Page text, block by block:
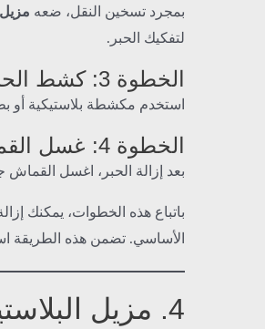
بمجرد تسخين النقل، ضعه
لتفكيك الحبر.
الخطوة 3: كشط الحبر
استخدم مكشطة بلاستيكية أو
الخطوة 4: غسل القماش
بعد إزالة الحبر، اغسل القماش
باتباع هذه الخطوات، يمكنك
الأساسي. تضمن هذه الطريقة
4. مزيل البلاستيسول: إزالة